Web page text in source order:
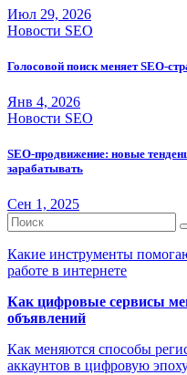
Июл 29, 2026
Новости SEO
Голосовой поиск меняет SEO-
Янв 4, 2026
Новости SEO
SEO-продвижение: новые
зарабатывать
Сен 1, 2025
Какие инструменты
работе в интернете
Как цифровые сервисы
объявлений
Как меняются способы
аккаунтов в цифровую